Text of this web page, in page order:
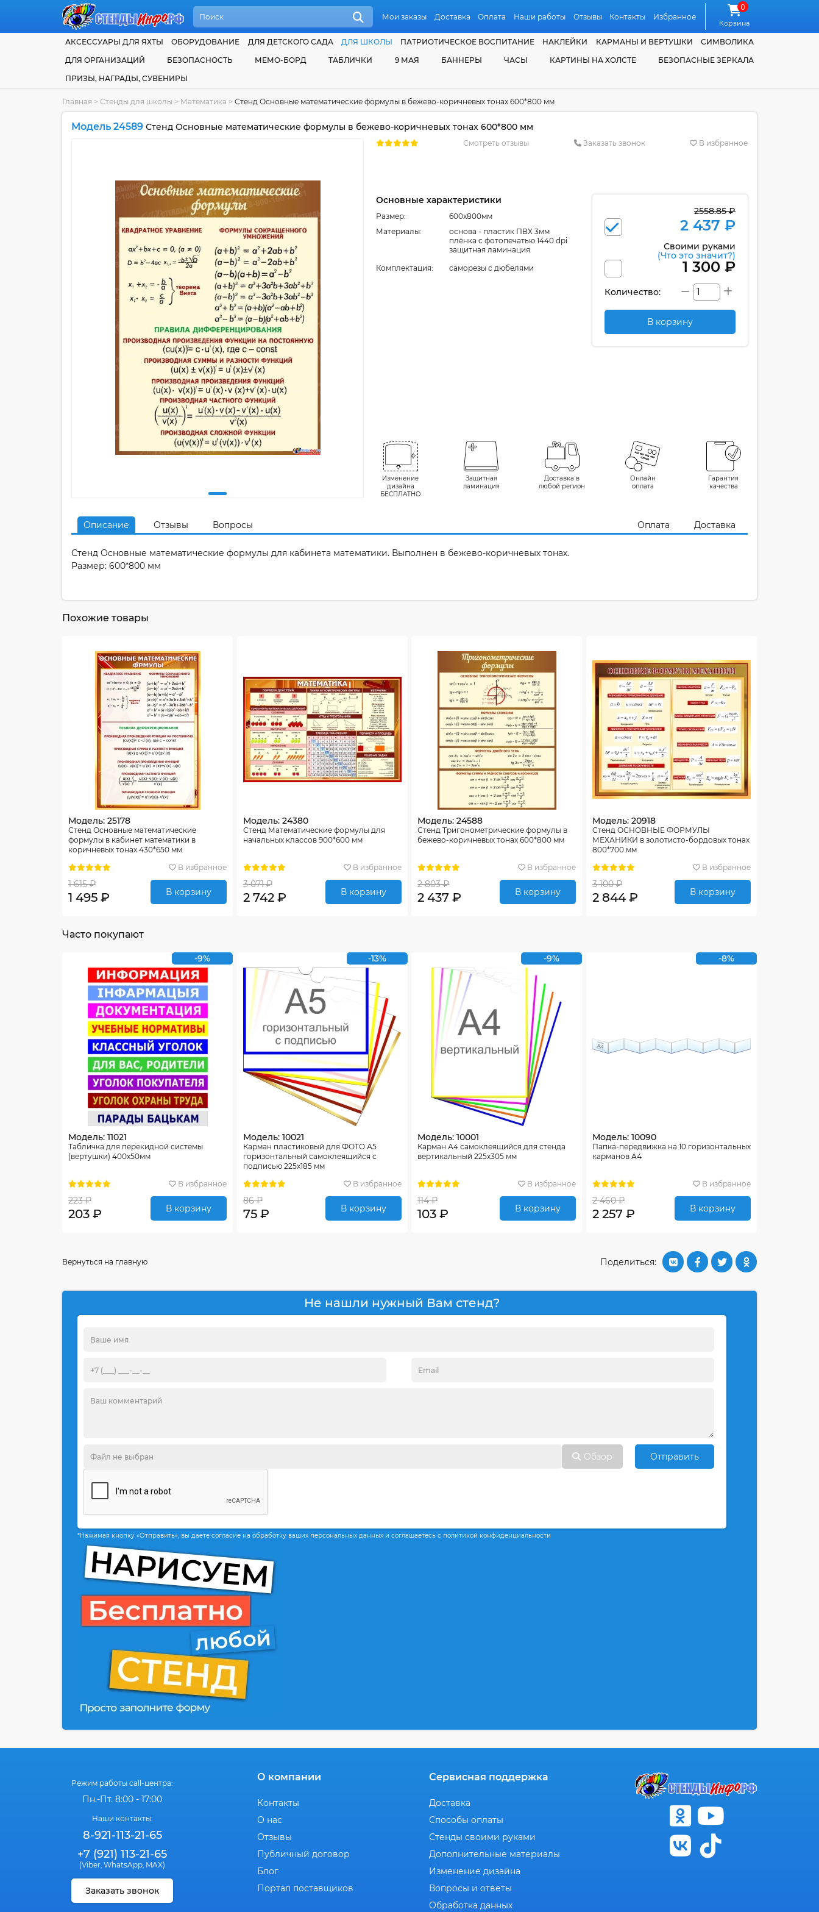
Мои заказы Доставка Оплата Наши работы Отзывы Контакты Избранное
0
Корзина
АКСЕССУАРЫ ДЛЯ ЯХТЫ ОБОРУДОВАНИЕ ДЛЯ ДЕТСКОГО САДА ДЛЯ ШКОЛЫ ПАТРИОТИЧЕСКОЕ ВОСПИТАНИЕ НАКЛЕЙКИ КАРМАНЫ И ВЕРТУШКИ
СИМВОЛИКА
ДЛЯ ОРГАНИЗАЦИЙ
БЕЗОПАСНОСТЬ МЕМО-БОРД ТАБЛИЧКИ 9 МАЯ БАННЕРЫ ЧАСЫ КАРТИНЫ НА ХОЛСТЕ
БЕЗОПАСНЫЕ ЗЕРКАЛА
ПРИЗЫ, НАГРАДЫ, СУВЕНИРЫ
Главная > Стенды для школы > Математика > Стенд Основные математические формулы в бежево-коричневых тонах 600*800 мм
Модель 24589 Стенд Основные математические формулы в бежево-коричневых тонах 600*800 мм
Смотреть отзывы Заказать звонок В избранное
Основные характеристики
Размер:
600x800мм
Материалы:
основа - пластик ПВХ 3мм
плёнка с фотопечатью 1440 dpi
защитная ламинация
Комплектация:
cаморезы с дюбелями
2558.85 ₽
2 437 ₽
Своими руками
(Что это значит?)
1 300 ₽
Количество:
В корзину
Изменение
дизайна
БЕСПЛАТНО
Защитная
ламинация
Доставка в
любой регион
Онлайн
оплата
Гарантия
качества
Описание Отзывы Вопросы Оплата Доставка
Стенд Основные математические формулы для кабинета математики. Выполнен в бежево-коричневых тонах.
Размер: 600*800 мм
Похожие товары
Модель: 25178
Стенд Основные математические
формулы в кабинет математики в
коричневых тонах 430*650 мм
В избранное
1 615 ₽
1 495 ₽ В корзину
Модель: 24380
Стенд Математические формулы для
начальных классов 900*600 мм
В избранное
3 071 ₽
2 742 ₽ В корзину
Модель: 24588
Стенд Тригонометрические формулы в
бежево-коричневых тонах 600*800 мм
В избранное
2 803 ₽
2 437 ₽ В корзину
Модель: 20918
Стенд ОСНОВНЫЕ ФОРМУЛЫ
МЕХАНИКИ в золотисто-бордовых тонах
800*700 мм
В избранное
3 100 ₽
2 844 ₽ В корзину
Часто покупают
-9%
Модель: 11021
Табличка для перекидной системы
(вертушки) 400х50мм
В избранное
223 ₽
203 ₽ В корзину
-13%
Модель: 10021
Карман пластиковый для ФОТО А5
горизонтальный самоклеящийся с
подписью 225х185 мм
В избранное
86 ₽
75 ₽ В корзину
-9%
Модель: 10001
Карман А4 самоклеящийся для стенда
вертикальный 225х305 мм
В избранное
114 ₽
103 ₽ В корзину
-8%
Модель: 10090
Папка-передвижка на 10 горизонтальных
карманов А4
В избранное
2 460 ₽
2 257 ₽ В корзину
Поделиться:
Вернуться на главную
Не нашли нужный Вам стенд?
Обзор Отправить
*Нажимая кнопку «Отправить», вы даете согласие на обработку ваших персональных данных и соглашаетесь с политикой конфиденциальности
Режим работы call-центра:
Пн.-Пт. 8:00 - 17:00
Наши контакты:
8-921-113-21-65
+7 (921) 113-21-65
(Viber, WhatsApp, MAX)
Заказать звонок
О компании
Контакты
О нас
Отзывы
Публичный договор
Блог
Портал поставщиков
Сервисная поддержка
Доставка
Способы оплаты
Стенды своими руками
Дополнительные материалы
Изменение дизайна
Вопросы и ответы
Обработка данных